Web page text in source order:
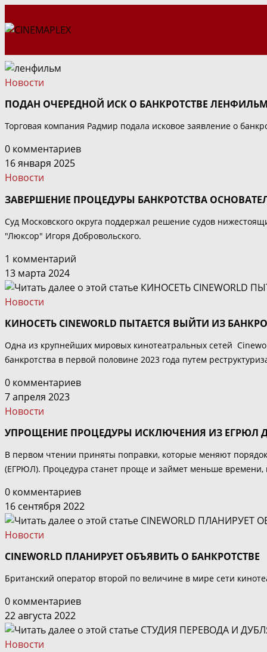
к
Новости
ПОДАН ОЧЕРЕДНОЙ ИСК О БАНКРОТСТВЕ
Торговая компания Радмир подала исковое заявление о
0 комментариев
16 января 2025
Новости
ЗАВЕРШЕНИЕ ПРОЦЕДУРЫ БАНКРОТСТВА
Суд Московского округа поддержал решение судов
"Люксор" Игоря Добровольского.
1 комментарий
13 марта 2024
Новости
КИНОСЕТЬ CINEWORLD ПЫТАЕТСЯ ВЫЙТИ ИЗ
Одна из крупнейших мировых кинотеатральных сетей
банкротства в первой половине 2023 года путем
0 комментариев
7 апреля 2023
Новости
УПРОЩЕНИЕ ПРОЦЕДУРЫ ИСКЛЮЧЕНИЯ ИЗ ЕГРЮЛ
В первом чтении приняты поправки, которые меняют
(ЕГРЮЛ). Процедура станет проще и займет меньше времени,
0 комментариев
16 сентября 2022
Новости
CINEWORLD ПЛАНИРУЕТ ОБЪЯВИТЬ О БАНКРОТСТВЕ
Британский оператор второй по величине в мире сети
0 комментариев
22 августа 2022
Новости